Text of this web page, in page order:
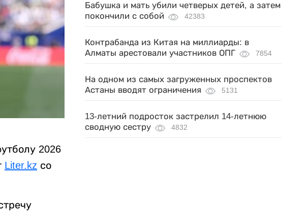
2026
Liter.kz со
Бабушка и мать убили четверых детей, а затем
покончили с собой
42383
Контрабанда из Китая на миллиарды: в
Алматы арестовали участников ОПГ
7854
На одном из самых загруженных проспектов
Астаны вводят ограничения
5131
13-летний подросток застрелил 14-летнюю
сводную сестру
4832